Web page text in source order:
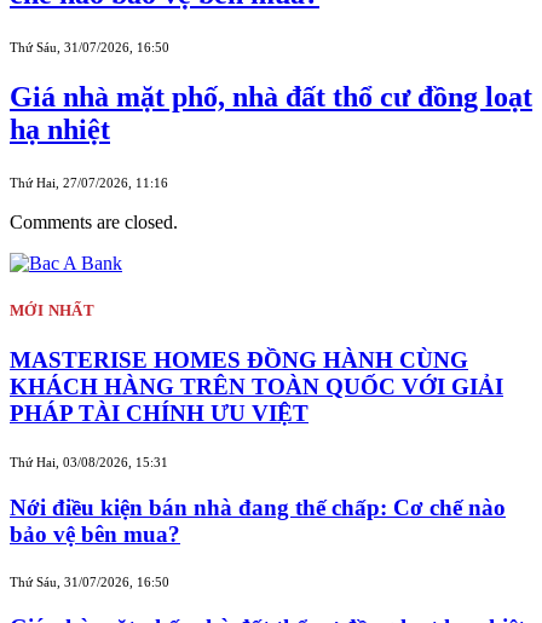
Thứ Sáu, 31/07/2026, 16:50
Giá nhà mặt phố, nhà đất thổ cư đồng loạt
hạ nhiệt
Thứ Hai, 27/07/2026, 11:16
Comments are closed.
MỚI NHẤT
MASTERISE HOMES ĐỒNG HÀNH CÙNG
KHÁCH HÀNG TRÊN TOÀN QUỐC VỚI GIẢI
PHÁP TÀI CHÍNH ƯU VIỆT
Thứ Hai, 03/08/2026, 15:31
Nới điều kiện bán nhà đang thế chấp: Cơ chế nào
bảo vệ bên mua?
Thứ Sáu, 31/07/2026, 16:50